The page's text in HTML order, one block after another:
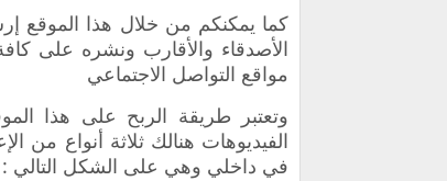
‏كما يمكنكم من خلال هذا الموقع
الأصدقاء والأقارب ونشره على
مواقع التواصل الاجتماعي
‏وتعتبر طريقة الربح على هذا
الفيديوهات هنالك ثلاثة أنواع من
في داخلي وهي ‏على الشكل التالي :